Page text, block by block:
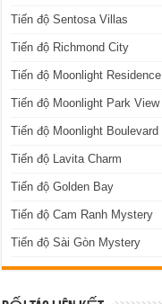
Tiến độ Sentosa Villas
Tiến độ Richmond City
Tiến độ Moonlight Residence
Tiến độ Moonlight Park View
Tiến độ Moonlight Boulevard
Tiến độ Lavita Charm
Tiến độ Golden Bay
Tiến độ Cam Ranh Mystery
Tiến độ Sài Gòn Mystery